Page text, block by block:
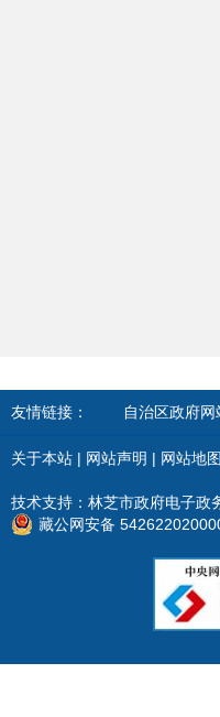
其他信息
友情链接： 自治区政府网
关于本站 | 网站声明 | 网站地图
技术支持：林芝市政府电子
藏公网安备